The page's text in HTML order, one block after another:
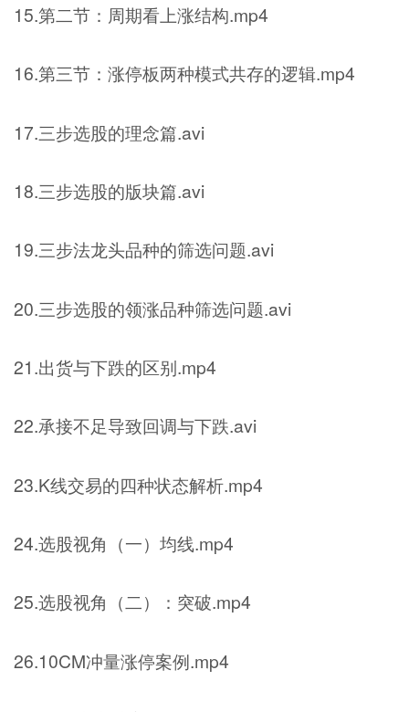
15.第二节：周期看上涨结构.mp4
16.第三节：涨停板两种模式共存的逻辑.mp4
17.三步选股的理念篇.avi
18.三步选股的版块篇.avi
19.三步法龙头品种的筛选问题.avi
20.三步选股的领涨品种筛选问题.avi
21.出货与下跌的区别.mp4
22.承接不足导致回调与下跌.avi
23.K线交易的四种状态解析.mp4
24.选股视角（一）均线.mp4
25.选股视角（二）：突破.mp4
26.10CM冲量涨停案例.mp4